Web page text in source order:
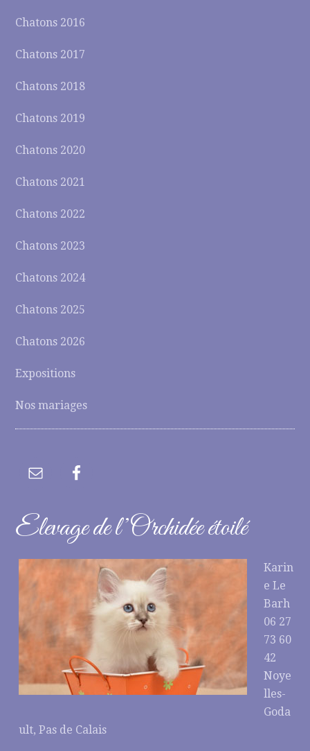
Chatons 2016
Chatons 2017
Chatons 2018
Chatons 2019
Chatons 2020
Chatons 2021
Chatons 2022
Chatons 2023
Chatons 2024
Chatons 2025
Chatons 2026
Expositions
Nos mariages
Elevage de l’Orchidée étoilé
Karin
e Le
Barh
06 27
73 60
42
Noye
lles-
Goda
ult, Pas de Calais